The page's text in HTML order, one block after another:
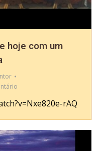
hoje com um
rAQ